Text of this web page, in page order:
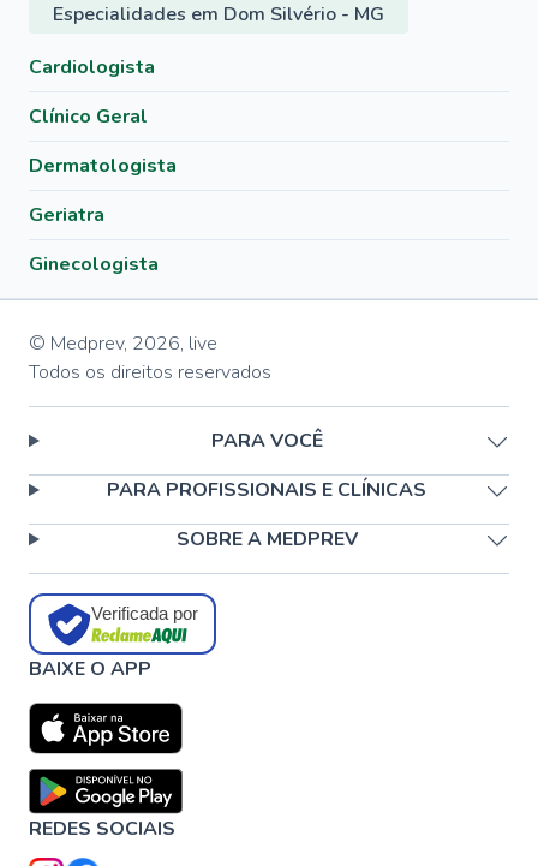
Especialidades em Dom Silvério - MG
Cardiologista
Clínico Geral
Dermatologista
Geriatra
Ginecologista
© Medprev, 2026, live
Todos os direitos reservados
PARA VOCÊ
PARA PROFISSIONAIS E CLÍNICAS
SOBRE A MEDPREV
Verificada por
BAIXE O APP
REDES SOCIAIS